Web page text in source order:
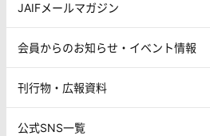
JAIFメールマガジン
会員からのお知らせ・イベント情報
刊行物・広報資料
公式SNS一覧